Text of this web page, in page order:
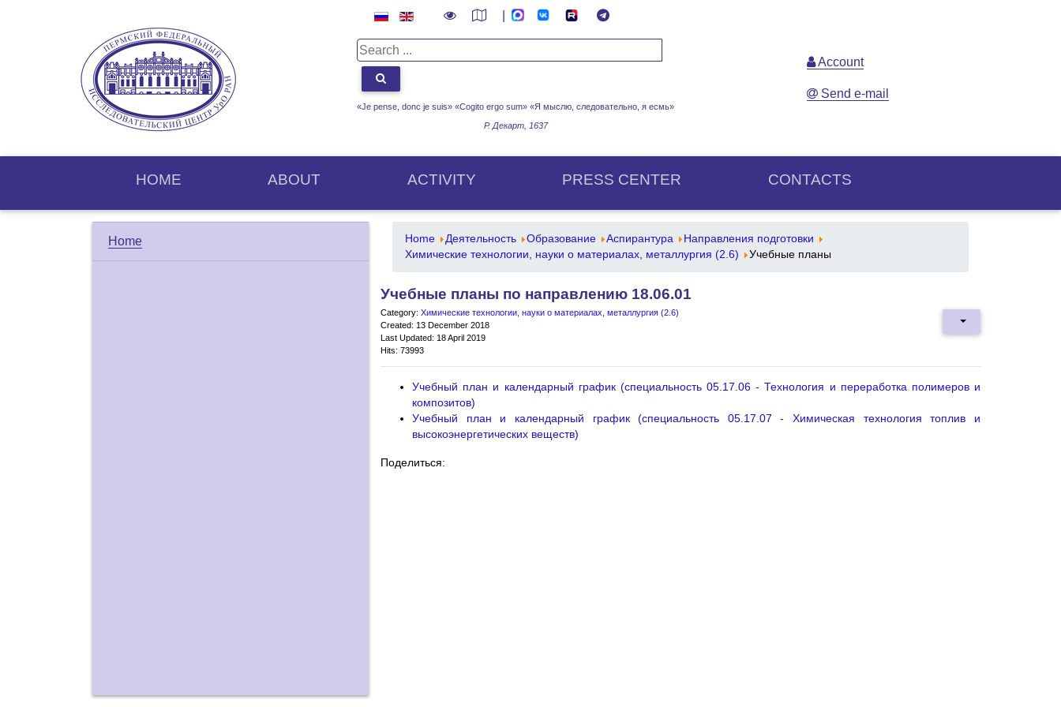
«Je pense, donc je suis» «Cogito ergo sum» «Я мыслю, следовательно, я есмь»
Р. Декарт, 1637
Account
Send e-mail
HOME ABOUT ACTIVITY PRESS CENTER CONTACTS
Home Home Деятельность Образование Аспирантура
Направления подготовки
Химические технологии, науки о материалах, металлургия (2.6)
Учебные планы
Учебные планы по направлению 18.06.01
Category: Химические технологии, науки о материалах, металлургия (2.6)
Created: 13 December 2018
Last Updated: 18 April 2019
Hits: 73993
Учебный план и календарный график (специальность 05.17.06 - Технология и переработка полимеров и
композитов)
Учебный план и календарный график (специальность 05.17.07 - Химическая технология топлив и
высокоэнергетических веществ)
Поделиться: